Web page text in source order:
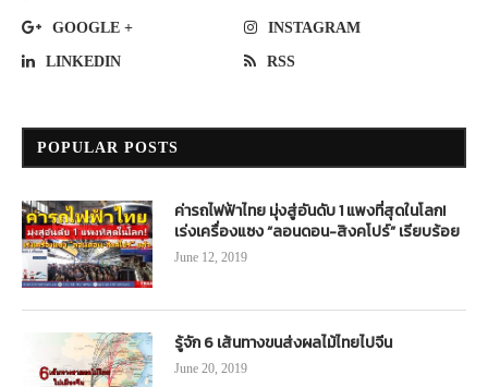
GOOGLE + INSTAGRAM
LINKEDIN RSS
POPULAR POSTS
ค่ารถไฟฟ้าไทย มุ่งสู่อันดับ 1 แพงที่สุดในโลก!
เร่งเครื่องแซง “ลอนดอน-สิงคโปร์” เรียบร้อย
June 12, 2019
รู้จัก 6 เส้นทางขนส่งผลไม้ไทยไปจีน
June 20, 2019